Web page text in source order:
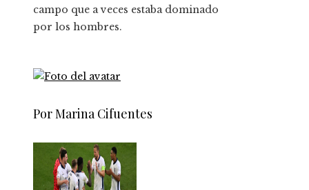
campo que a veces estaba dominado
por los hombres.
Por Marina Cifuentes